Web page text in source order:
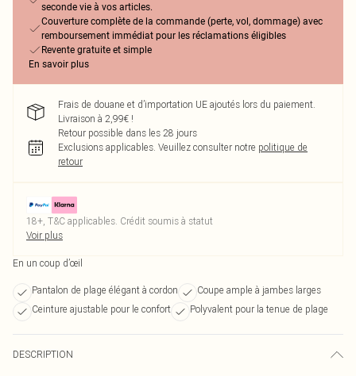
seconde vie à vos articles.
Couverture complète de la commande (perte, vol, dommage) avec
remboursement immédiat pour les réclamations éligibles
Revente gratuite et simple
En savoir plus
Frais de douane et d’importation UE ajoutés lors du paiement.
Livraison à 2,99€ !
Retour possible dans les 28 jours
Exclusions applicables. Veuillez consulter notre politique de
retour
18+, T&C applicables. Crédit soumis à statut
Voir plus
En un coup d’œil
Pantalon de plage élégant à cordon
Coupe ample à jambes larges
Ceinture ajustable pour le confort
Polyvalent pour la tenue de plage
DESCRIPTION